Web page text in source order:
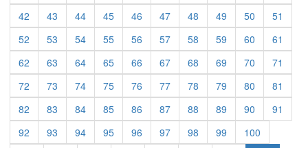
42
43 44 45 46 47 48 49 50
51
52
53 54 55 56 57 58 59 60
61
62
63 64 65 66 67 68 69 70
71
72
73 74 75 76 77 78 79 80
81
82
83 84 85 86 87 88 89 90
91
92
93 94 95 96 97 98 99
100